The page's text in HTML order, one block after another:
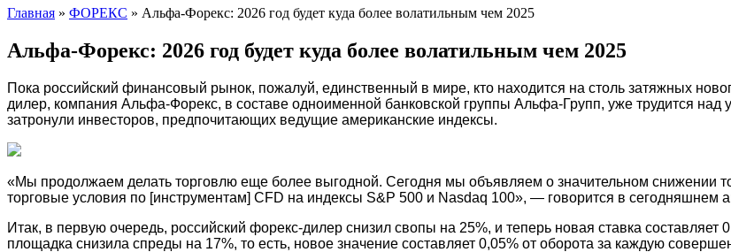
Главная » ФОРЕКС » Альфа-Форекс: 2026 год будет куда более волатильным чем 2025
Альфа-Форекс: 2026 год будет куда более волатильным чем 2025
Пока российский финансовый рынок, пожалуй, единственный в мире, кто находится на столь затяжных
дилер, компания Альфа-Форекс, в составе одноименной банковской группы Альфа-Групп, уже трудится
затронули инвесторов, предпочитающих ведущие американские индексы.
«Мы продолжаем делать торговлю еще более выгодной. Сегодня мы объявляем о значительном снижении
торговые условия по [инструментам] CFD на индексы S&P 500 и Nasdaq 100», — говорится в сегодняшнем
Итак, в первую очередь, российский форекс-дилер снизил свопы на 25%, и теперь новая ставка
площадка снизила спреды на 17%, то есть, новое значение составляет 0,05% от оборота за каждую